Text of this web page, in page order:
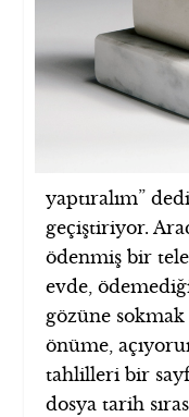
yaptıralım”
geçiştiriyor.
ödenmiş bir
evde,
gözüne
önüme,
tahlilleri bir
dosya tarih